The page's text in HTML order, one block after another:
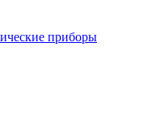
приборы